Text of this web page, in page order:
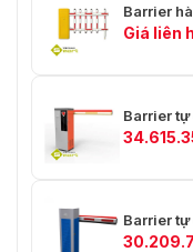
Barrier
Giá liên
Barrier tự
Barrier tự